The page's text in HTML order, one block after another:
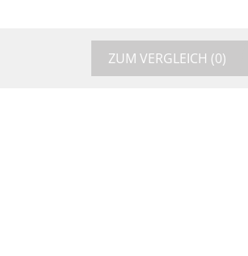
ZUM VERGLEICH (0)